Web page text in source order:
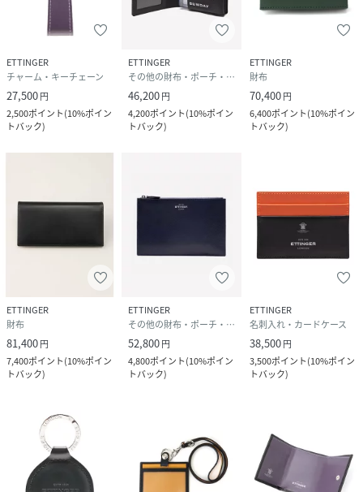
ETTINGER
チャーム・キーチェーン
27,500円
2,500ポイント(10%ポイン
トバック)
ETTINGER
その他の財布・ポーチ・ケース
46,200円
4,200ポイント(10%ポイン
トバック)
ETTINGER
財布
70,400円
6,400ポイント(10%ポイン
トバック)
ETTINGER
財布
81,400円
7,400ポイント(10%ポイン
トバック)
ETTINGER
その他の財布・ポーチ・ケース
52,800円
4,800ポイント(10%ポイン
トバック)
ETTINGER
名刺入れ・カードケース
38,500円
3,500ポイント(10%ポイン
トバック)